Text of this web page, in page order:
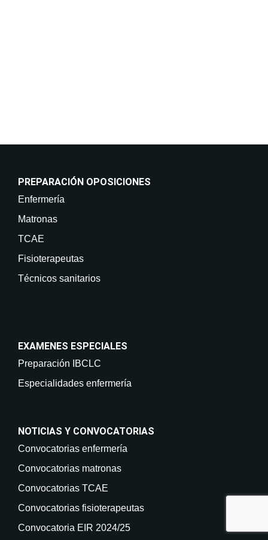
PREPARACIÓN OPOSICIONES
Enfermería
Matronas
TCAE
Fisioterapeutas
Técnicos sanitarios
EXAMENES ESPECIALES
Preparación IBCLC
Especialidades enfermería
NOTICIAS Y CONVOCATORIAS
Convocatorias enfermería
Convocatorias matronas
Convocatorias TCAE
Convocatorias fisioterapeutas
Convocatoria EIR 2024/25